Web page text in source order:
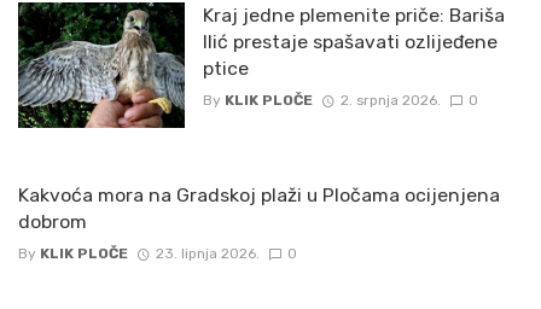
Kraj jedne plemenite priče: Bariša
Ilić prestaje spašavati ozlijeđene
ptice
By KLIK PLOČE 2. srpnja 2026. 0
Kakvoća mora na Gradskoj plaži u Pločama ocijenjena
dobrom
By KLIK PLOČE 23. lipnja 2026. 0